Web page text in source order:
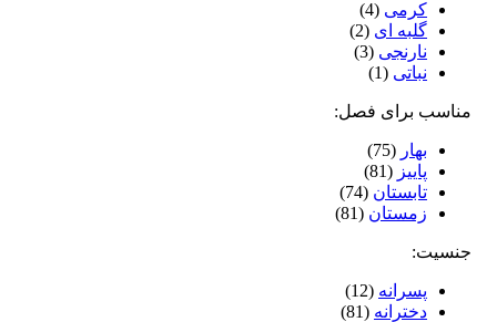
کرمی (4)
گلبه ای (2)
نارنجی (3)
نباتی (1)
مناسب برای فصل:
بهار (75)
پاییز (81)
تابستان (74)
زمستان (81)
جنسیت:
پسرانه (12)
دخترانه (81)